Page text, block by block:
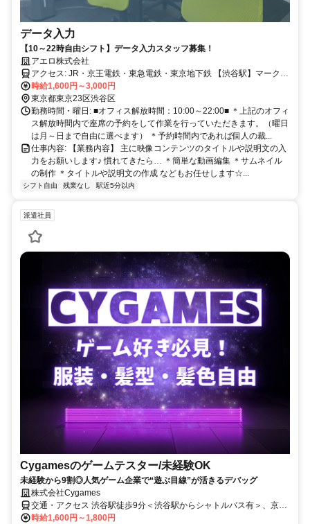
データ入力
【10～22時自由シフト】データ入力スタッフ募集！
アエロ株式会社
アクセス: JR・京王電鉄・東急電鉄・東京地下鉄 【渋谷駅】マークシ
ティより徒歩5分 京王電鉄井の頭線 【神泉駅】徒歩3分 複数路線利用
可能☆ 新宿・下北沢・池袋・横浜からの通勤も便利です♪
時給1,600円～3,000円
東京都東京23区渋谷区
勤務時間・曜日: ■オフィス解放時間：10:00～22:00■ ＊上記のオフィ
ス解放時間内で座席の予約をして作業を行っていただきます。（曜日
は月～日まで自由に選べます） ＊予約時間内であれば個人の裁...
仕事内容: 【業務内容】 主に映像コンテンツのタイトルや説明文の入
力をお願いします♪ 慣れてきたら… ＊簡単な動画編集 ＊サムネイル
の制作 ＊タイトルや説明文の作成 などもお任せします☆...
シフト自由 残業なし 駅近5分以内
派遣社員
Cygamesのゲームテスター/未経験OK
未経験から9割◎人気ゲーム企業で“遊ぶ目線”が活きるデバッグ
株式会社Cygames
交通・アクセス 渋谷駅徒歩9分＜渋谷駅からシャトルバス有＞、京王
井の頭神泉駅徒歩5分
時給1,600円～1,800円